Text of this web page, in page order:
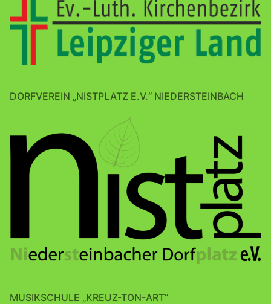
DORFVEREIN „NISTPLATZ E.V.“ NIEDERSTEINBACH
MUSIKSCHULE „KREUZ-TON-ART“